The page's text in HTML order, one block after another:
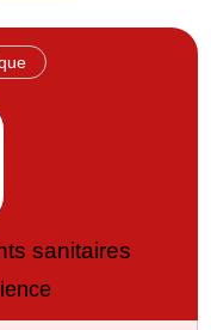
sanitaires